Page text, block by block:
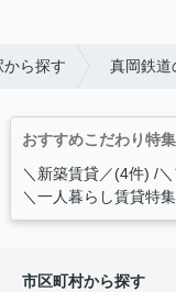
ら探す 真岡鉄道
おすすめこだわり特集
＼新築賃貸／(4件)
＼一人暮らし賃貸特
市区町村から探す